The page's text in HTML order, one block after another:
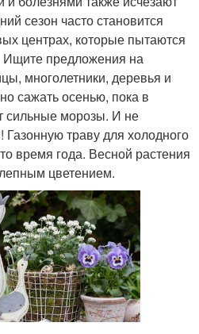
сезон часто становится
центрах, которые пытаются
Ищите предложения на
многолетники, деревья и
сажать осенью, пока в
сильные морозы. И не
Газонную траву для холодного
время года. Весной растения
цветением.